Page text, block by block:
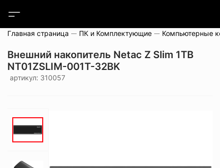
Главная страница ПК и Комплектующие Компьютерные
Внешний накопитель Netac Z Slim 1TB
NT01ZSLIM-001T-32BK
артикул: 310057